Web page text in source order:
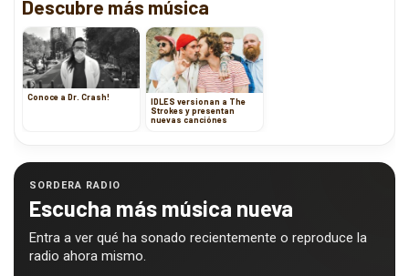
Descubre más música
Conoce a Dr. Crash!
IDLES versionan a The
Strokes y presentan
nuevas canciónes
SORDERA RADIO
Escucha más música nueva
Entra a ver qué ha sonado recientemente o reproduce la
radio ahora mismo.